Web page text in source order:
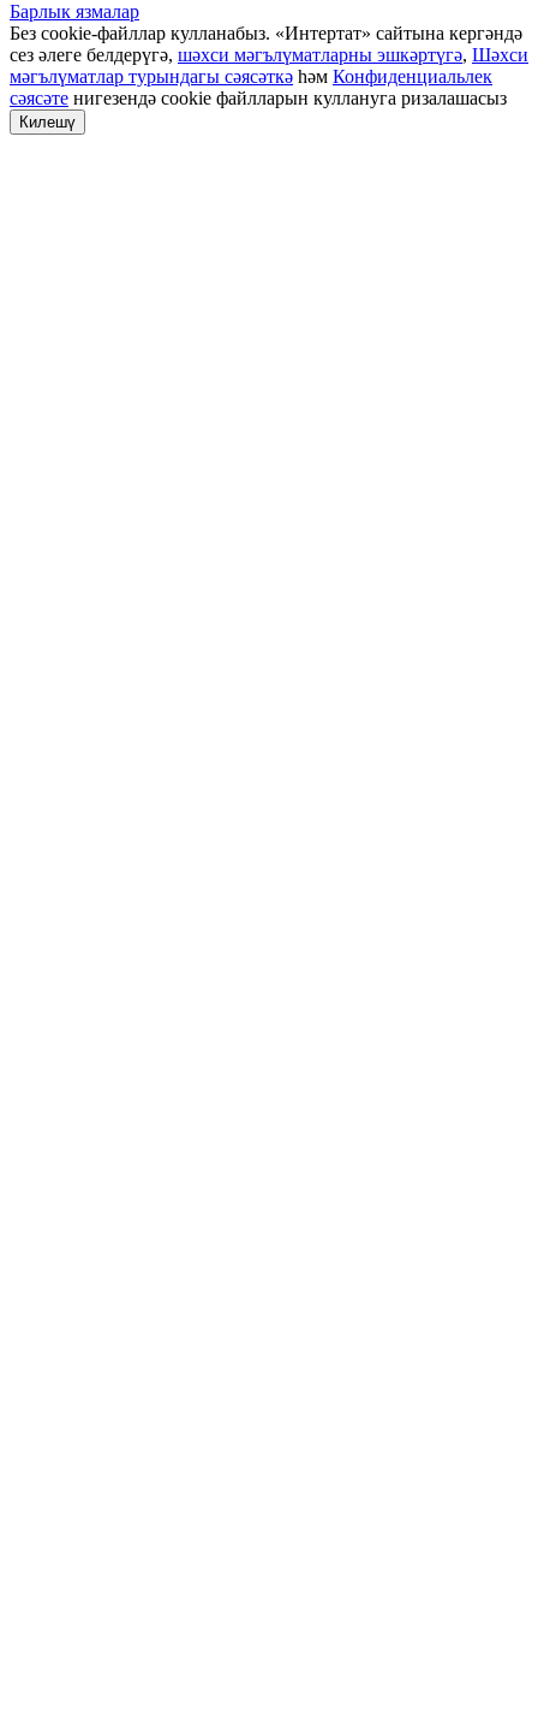
Барлык язмалар
Без cookie-файллар кулланабыз. «Интертат» сайтына кергәндә
сез әлеге белдерүгә, шәхси мәгълүматларны эшкәртүгә, Шәхси
мәгълүматлар турындагы сәясәткә һәм Конфиденциальлек
сәясәте нигезендә cookie файлларын куллануга ризалашасыз
Килешү